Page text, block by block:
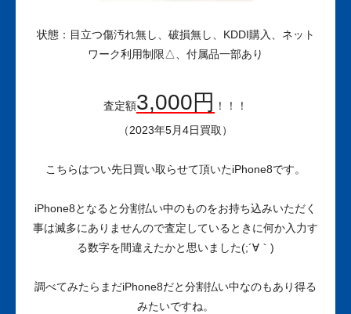
状態：目立つ傷汚れ無し、破損無し、KDDI購入、ネット
ワーク利用制限△、付属品一部あり
査定額3,000円
！！！
（2023年5月4日買取）
こちらはつい先日買い取らせて頂いたiPhone8です。
iPhone8となると分割払い中のものをお持ち込みいただく
事は滅多にありませんので査定しているときに何か入力す
る数字を間違えたかと思いました(;´∀｀)
調べてみたらまだiPhone8だと分割払い中なのもあり得る
みたいですね。